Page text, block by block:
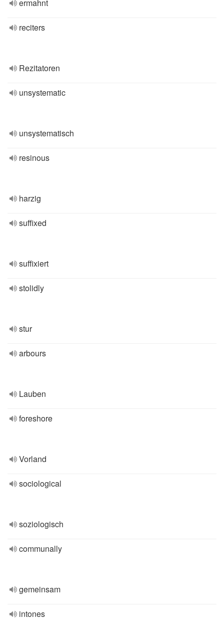
ermahnt
reciters
Rezitatoren
unsystematic
unsystematisch
resinous
harzig
suffixed
suffixiert
stolidly
stur
arbours
Lauben
foreshore
Vorland
sociological
soziologisch
communally
gemeinsam
intones